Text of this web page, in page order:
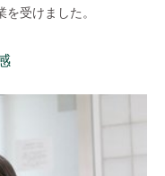
受けました。